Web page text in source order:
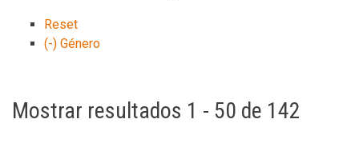
Reset
(-) Género
Mostrar resultados 1 - 50 de 142